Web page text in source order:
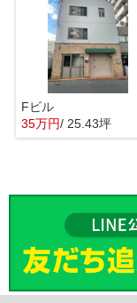
Fビル
35万円/ 25.43坪